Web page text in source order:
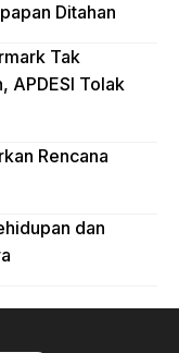
Ditahan
Tak
APDESI Tolak
Rencana
dan